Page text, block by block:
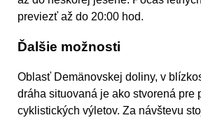
previezť až do 20:00 hod.
Ďalšie možnosti
Oblasť Demänovskej doliny, v
dráha situovaná je ako stvorená pre
cyklistických výletov. Za návštevu